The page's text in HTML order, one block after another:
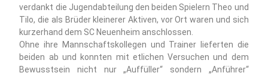
verdankt die Jugendabteilung den beiden Spielern Theo und
Tilo, die als Brüder kleinerer Aktiven, vor Ort waren und sich
kurzerhand dem SC Neuenheim anschlossen.
Ohne ihre Mannschaftskollegen und Trainer lieferten die
beiden ab und konnten mit etlichen Versuchen und dem
Bewusstsein nicht nur „Auffüller“ sondern „Anführer“